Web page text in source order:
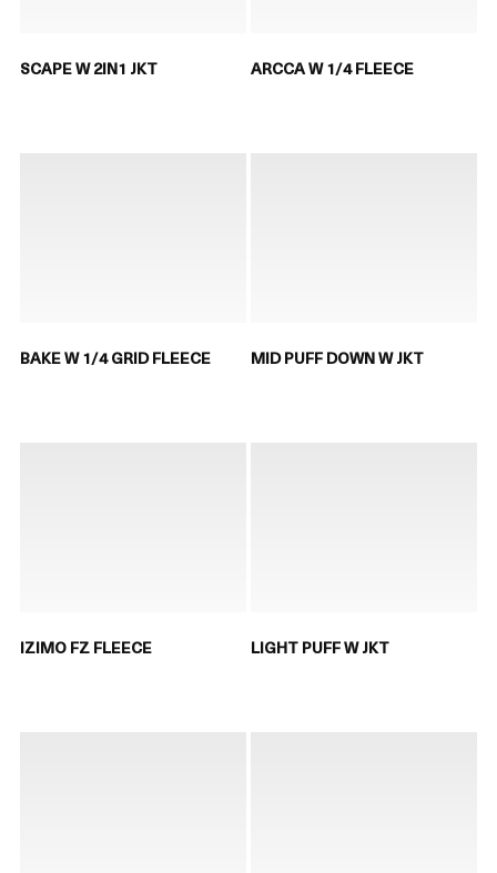
SCAPE W 2IN1 JKT ARCCA W 1/4 FLEECE
BAKE W 1/4 GRID FLEECE MID PUFF DOWN W JKT
IZIMO FZ FLEECE LIGHT PUFF W JKT